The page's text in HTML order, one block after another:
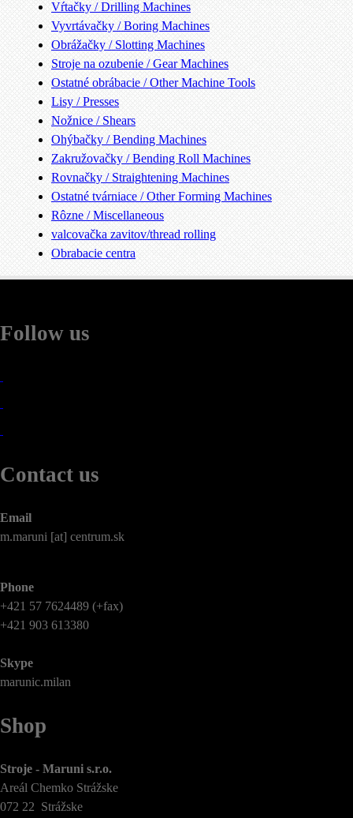
Vŕtačky / Drilling Machines
Vyvrtávačky / Boring Machines
Obrážačky / Slotting Machines
Stroje na ozubenie / Gear Machines
Ostatné obrábacie / Other Machine Tools
Lisy / Presses
Nožnice / Shears
Ohýbačky / Bending Machines
Zakružovačky / Bending Roll Machines
Rovnačky / Straightening Machines
Ostatné tvárniace / Other Forming Machines
Rôzne / Miscellaneous
valcovačka zavitov/thread rolling
Obrabacie centra
Follow us
Contact us
Email
m.maruni [at] centrum.sk
Phone
+421 57 7624489 (+fax)
+421 903 613380
Skype
marunic.milan
Shop
Stroje - Maruni s.r.o.
Areál Chemko Strážske
072 22 Strážske